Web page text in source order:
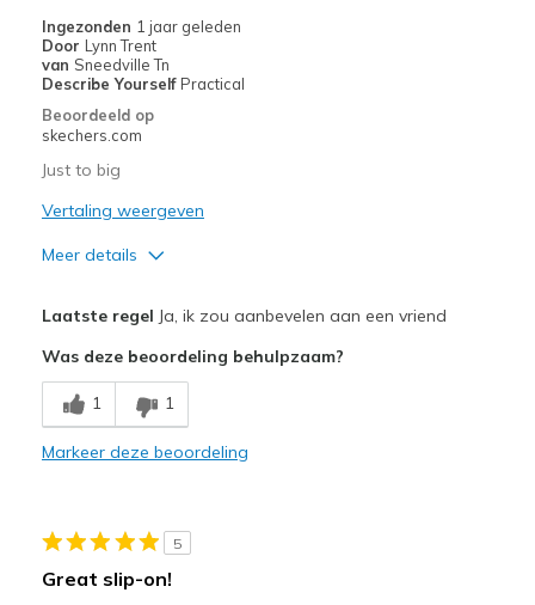
Ingezonden 1 jaar geleden
Door Lynn Trent
van Sneedville Tn
Describe Yourself Practical
Beoordeeld op
skechers.com
Just to big
Vertaling weergeven
Meer details
Minpunten
Just to big
View On Shoes
Shoes are for Wearing
Laatste regel Ja, ik zou aanbevelen aan een vriend
Was deze beoordeling behulpzaam?
1 1
Markeer deze beoordeling
5
Great slip-on!